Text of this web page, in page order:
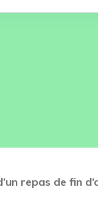
repas de fin